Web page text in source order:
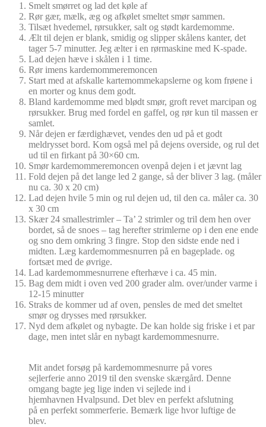
Smelt smørret og lad det køle af
Rør gær, mælk, æg og afkølet smeltet smør sammen.
Tilsæt hvedemel, rørsukker, salt og stødt kardemomme.
Ælt til dejen er blank, smidig og slipper skålens kanter, det
tager 5-7 minutter. Jeg ælter i en rørmaskine med K-spade.
Lad dejen hæve i skålen i 1 time.
Rør imens kardemommeremoncen
Start med at afskalle kartemommekapslerne og kom frøene i
en morter og knus dem godt.
Bland kardemomme med blødt smør, groft revet marcipan og
rørsukker. Brug med fordel en gaffel, og rør kun til massen er
samlet.
Når dejen er færdighævet, vendes den ud på et godt
meldrysset bord. Kom også mel på dejens overside, og rul det
ud til en firkant på 30×60 cm.
Smør kardemommeremoncen ovenpå dejen i et jævnt lag
Fold dejen på det lange led 2 gange, så der bliver 3 lag. (måler
nu ca. 30 x 20 cm)
Lad dejen hvile 5 min og rul dejen ud, til den ca. måler ca. 30
x 30 cm
Skær 24 smallestrimler – Ta’ 2 strimler og tril dem hen over
bordet, så de snoes – tag herefter strimlerne op i den ene ende
og sno dem omkring 3 fingre. Stop den sidste ende ned i
midten. Læg kardemommesnurren på en bageplade. og
fortsæt med de øvrige.
Lad kardemommesnurrene efterhæve i ca. 45 min.
Bag dem midt i oven ved 200 grader alm. over/under varme i
12-15 minutter
Straks de kommer ud af oven, pensles de med det smeltet
smør og drysses med rørsukker.
Nyd dem afkølet og nybagte. De kan holde sig friske i et par
dage, men intet slår en nybagt kardemommesnurre.
Mit andet forsøg på kardemommesnurre på vores
sejlerferie anno 2019 til den svenske skærgård. Denne
omgang bagte jeg lige inden vi sejlede ind i
hjemhavnen Hvalpsund. Det blev en perfekt afslutning
på en perfekt sommerferie. Bemærk lige hvor luftige de
blev.